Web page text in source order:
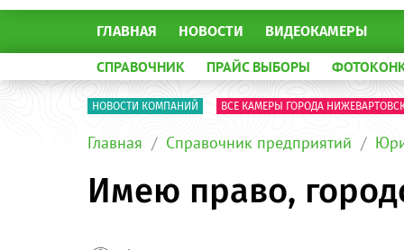
ГЛАВНАЯ НОВОСТИ ВИДЕОКАМЕРЫ
СПРАВОЧНИК ПРАЙС ВЫБОРЫ
НОВОСТИ КОМПАНИЙ ВСЕ КАМЕРЫ ГОРОДА
Главная Справочник предприятий
Имею право,